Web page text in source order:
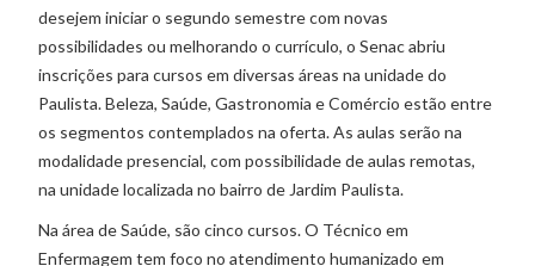
desejem iniciar o segundo semestre com novas
possibilidades ou melhorando o currículo, o Senac abriu
inscrições para cursos em diversas áreas na unidade do
Paulista. Beleza, Saúde, Gastronomia e Comércio estão entre
os segmentos contemplados na oferta. As aulas serão na
modalidade presencial, com possibilidade de aulas remotas,
na unidade localizada no bairro de Jardim Paulista.
Na área de Saúde, são cinco cursos. O Técnico em
Enfermagem tem foco no atendimento humanizado em